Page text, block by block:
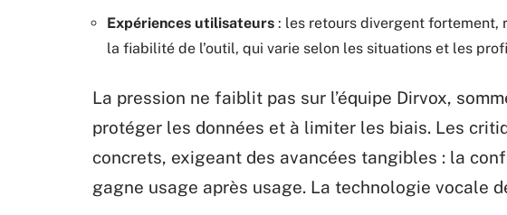
Expériences utilisateurs : les retours divergent fortement,
la fiabilité de l’outil, qui varie selon les situations et les
La pression ne faiblit pas sur l’équipe Dirvox,
protéger les données et à limiter les biais. Les
concrets, exigeant des avancées tangibles : la
gagne usage après usage. La technologie vocale